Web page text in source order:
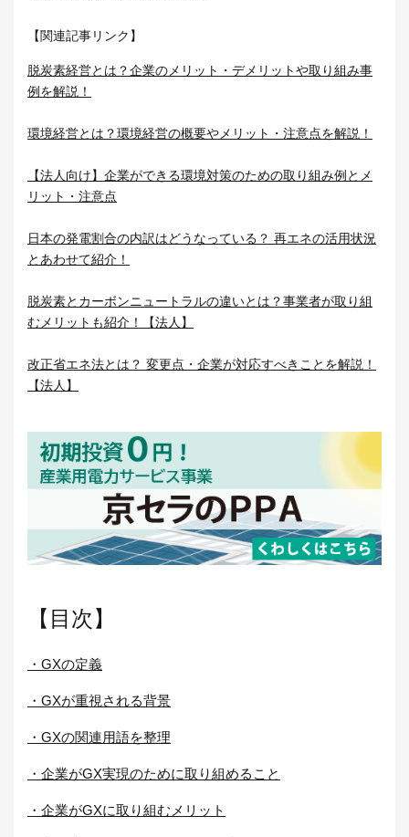
【関連記事リンク】
脱炭素経営とは？企業のメリット・デメリットや取り組み事
例を解説！
環境経営とは？環境経営の概要やメリット・注意点を解説！
【法人向け】企業ができる環境対策のための取り組み例とメ
リット・注意点
日本の発電割合の内訳はどうなっている？ 再エネの活用状況
とあわせて紹介！
脱炭素とカーボンニュートラルの違いとは？事業者が取り組
むメリットも紹介！【法人】
改正省エネ法とは？ 変更点・企業が対応すべきことを解説！
【法人】
【目次】
・GXの定義
・GXが重視される背景
・GXの関連用語を整理
・企業がGX実現のために取り組めること
・企業がGXに取り組むメリット